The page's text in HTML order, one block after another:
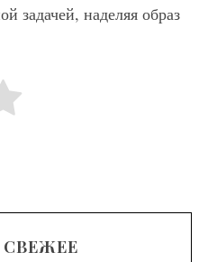
задачей, наделяя образ